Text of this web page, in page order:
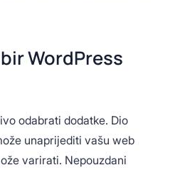
WordPress
odabrati dodatke. Dio
unaprijediti vašu web
varirati. Nepouzdani